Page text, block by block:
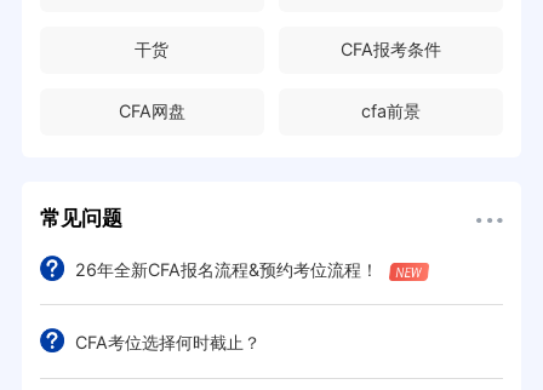
干货 CFA报考条件
CFA网盘 cfa前景
常见问题
26年全新CFA报名流程&预约考位流程！
CFA考位选择何时截止？